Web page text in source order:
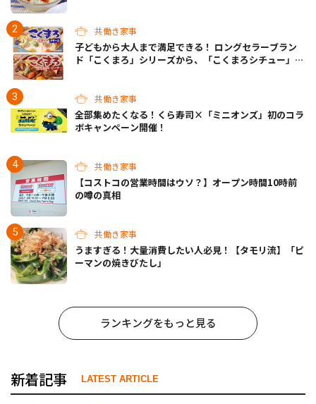
共働き家事
子どもから大人まで満足できる！ ロングセラーブラン
ド「こくまろ」シリーズから、「こくまろシチュー」＜
共働き家事
全部集めたくなる！くら寿司×「ミニオンズ」初のコラ
ボキャンペーン開催！
共働き家事
【コストコの営業時間はウソ？】オープン時間10時前
の噂の真相
共働き家事
うますぎる！大量消費したい人必見！【タモリ流】「ピ
ーマンの焼きびたし」
ランキングをもっと見る
新着記事 LATEST ARTICLE